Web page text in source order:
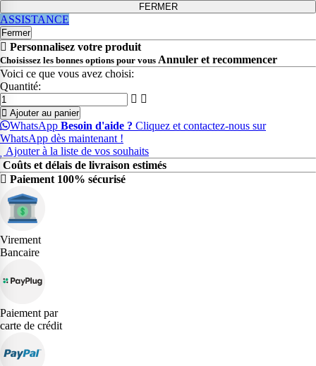
FERMER
ASSISTANCE
Fermer
Personnalisez votre produit
Choisissez les bonnes options pour vous Annuler et recommencer
Voici ce que vous avez choisi:
Quantité:
Ajouter au panier
WhatsApp Besoin d'aide ? Cliquez et contactez-nous sur
WhatsApp dès maintenant !
Ajouter à la liste de vos souhaits
Coûts et délais de livraison estimés
Paiement 100% sécurisé
Virement
Bancaire
Paiement par
carte de crédit